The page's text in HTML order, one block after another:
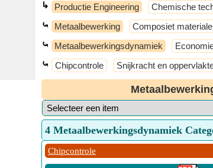
↳ Productie Engineering Chemische
⤿ Metaalbewerking Composiet
⤿ Metaalbewerkingsdynamiek
⤿ Chipcontrole Snijkracht en
4 Metaalbewerkingsdynamiek
Chipcontrole